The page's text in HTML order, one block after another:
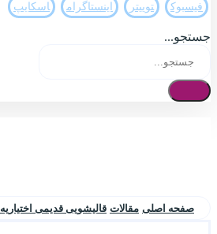
فيسبوک تويیتر اینستاگرام اسکایپ
جستجو...
صفحه اصلی مقالات قالیشویی قدیمی اختیاریه